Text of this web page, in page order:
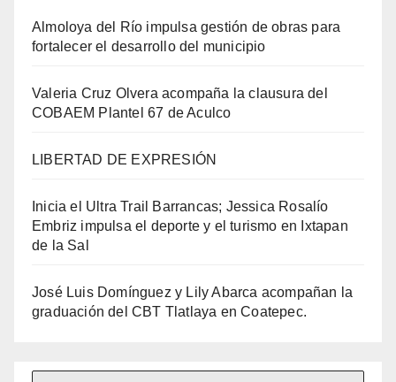
Almoloya del Río impulsa gestión de obras para
fortalecer el desarrollo del municipio
Valeria Cruz Olvera acompaña la clausura del
COBAEM Plantel 67 de Aculco
LIBERTAD DE EXPRESIÓN
Inicia el Ultra Trail Barrancas; Jessica Rosalío
Embriz impulsa el deporte y el turismo en Ixtapan
de la Sal
José Luis Domínguez y Lily Abarca acompañan la
graduación del CBT Tlatlaya en Coatepec.